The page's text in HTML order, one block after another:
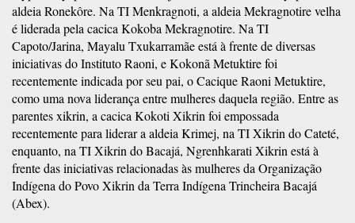
aldeia Ronekôre. Na TI Menkragnoti, a aldeia Mekragnotire velha
é liderada pela cacica Kokoba Mekragnotire. Na TI
Capoto/Jarina, Mayalu Txukarramãe está à frente de diversas
iniciativas do Instituto Raoni, e Kokonã Metuktire foi
recentemente indicada por seu pai, o Cacique Raoni Metuktire,
como uma nova liderança entre mulheres daquela região. Entre as
parentes xikrin, a cacica Kokoti Xikrin foi empossada
recentemente para liderar a aldeia Krimej, na TI Xikrin do Cateté,
enquanto, na TI Xikrin do Bacajá, Ngrenhkarati Xikrin está à
frente das iniciativas relacionadas às mulheres da Organização
Indígena do Povo Xikrin da Terra Indígena Trincheira Bacajá
(Abex).